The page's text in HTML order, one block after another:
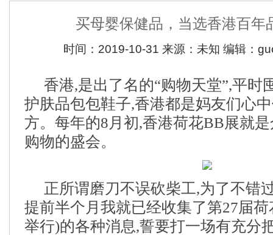
买母婴保健品，当选香港百年
时间： 2019-10-31 来源： 未知 编辑：
香港,是出了名的“购物天堂”,平时
护肤品包包鞋子,香港都是妈友们心
方。每年的8月初,香港荷花BB展就
购物的盛会。
正所谓磨刀不误砍柴工,为了不错
提前半个月我就已经收集了第27届
举行)的各种消息,誓要打一场有充分